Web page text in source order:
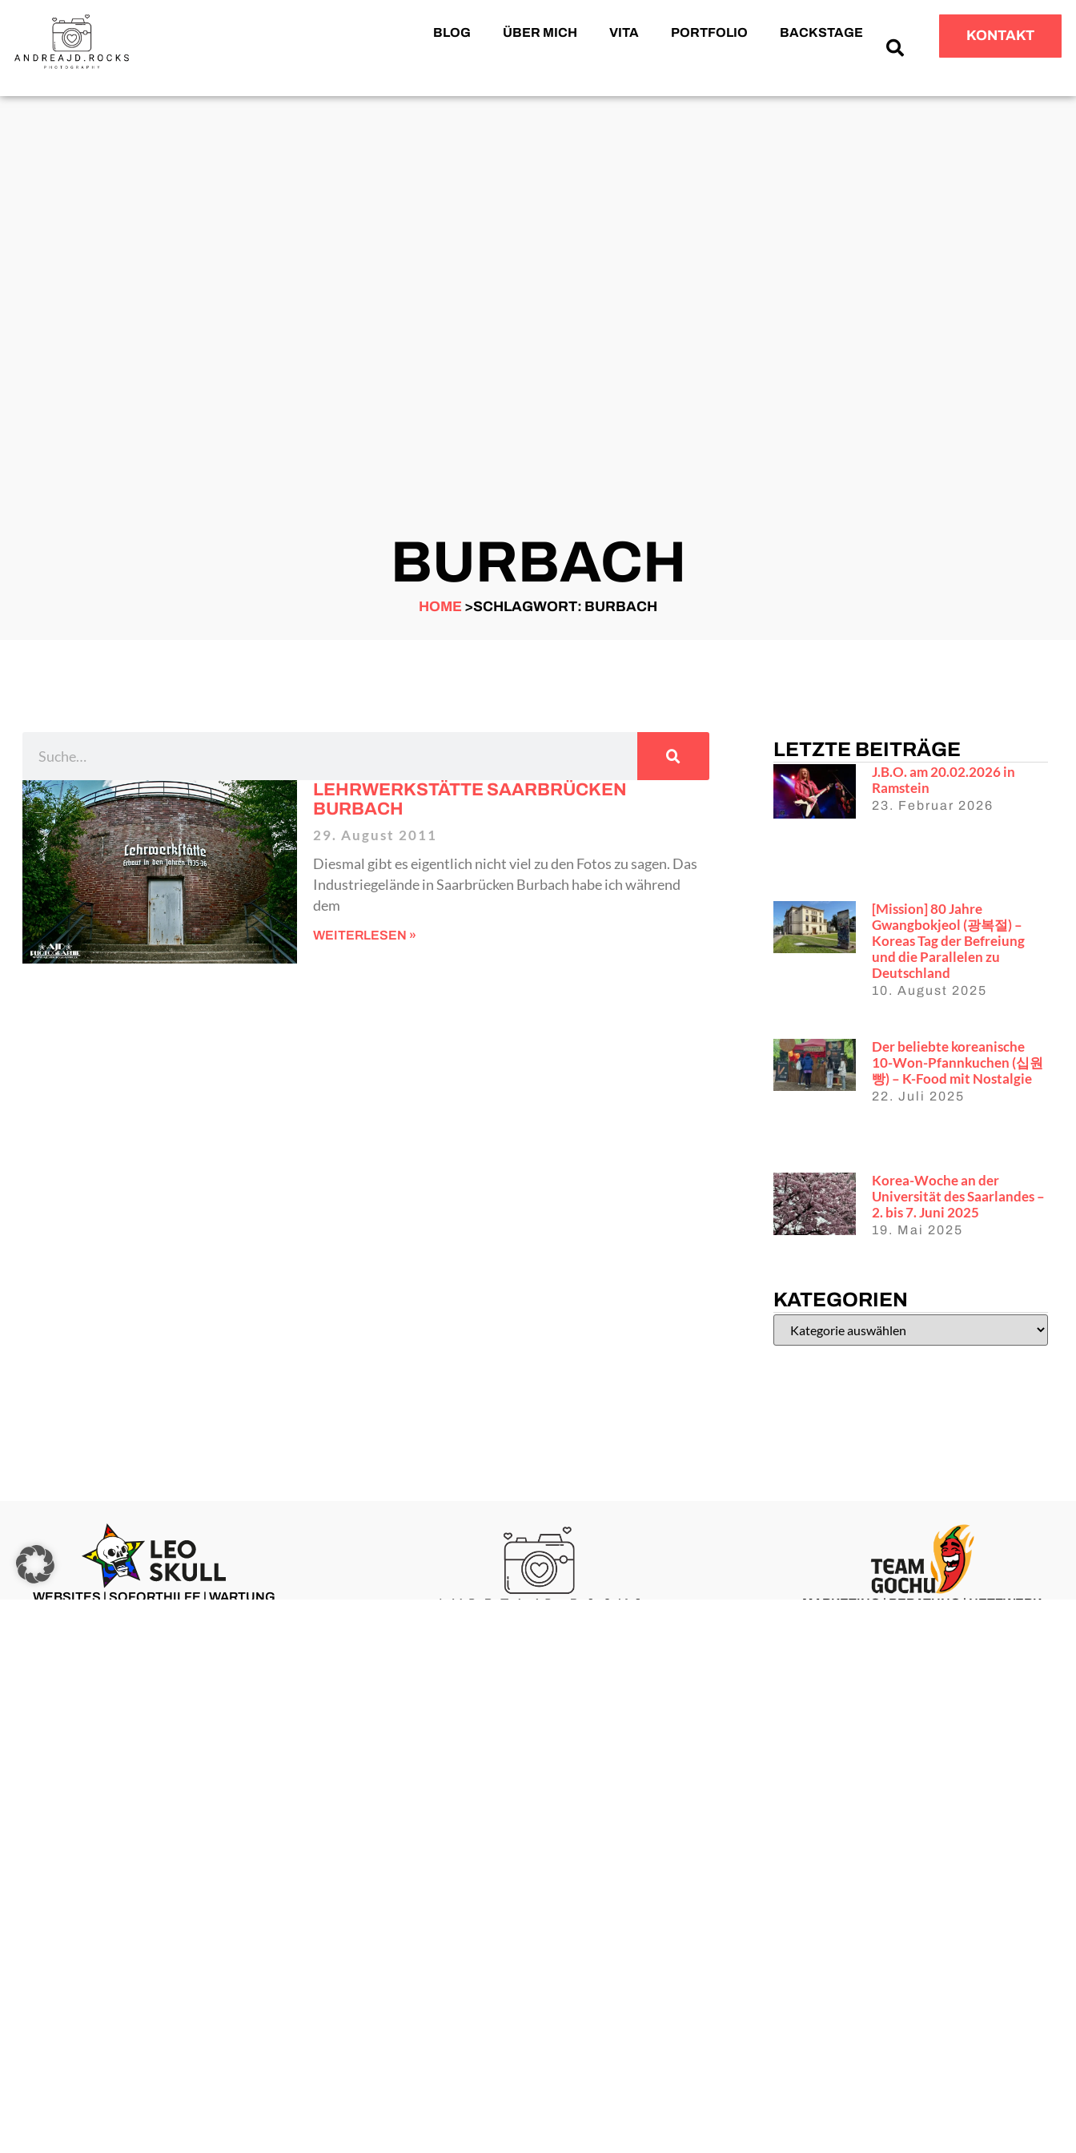
BLOG ÜBER MICH VITA PORTFOLIO BACKSTAGE KONTAKT
BURBACH
HOME >SCHLAGWORT: BURBACH
LEHRWERKSTÄTTE SAARBRÜCKEN
BURBACH
29. August 2011
Diesmal gibt es eigentlich nicht viel zu den Fotos zu sagen. Das
Industriegelände in Saarbrücken Burbach habe ich während
dem
WEITERLESEN »
LETZTE BEITRÄGE
J.B.O. am 20.02.2026 in
Ramstein
23. Februar 2026
[Mission] 80 Jahre
Gwangbokjeol (광복절) –
Koreas Tag der Befreiung
und die Parallelen zu
Deutschland
10. August 2025
Der beliebte koreanische
10-Won-Pfannkuchen (십원
빵) – K-Food mit Nostalgie
22. Juli 2025
Korea-Woche an der
Universität des Saarlandes –
2. bis 7. Juni 2025
19. Mai 2025
KATEGORIEN
WEBSITES | SOFORTHILFE | WARTUNG MARKETING | BERATUNG | NETZWERK